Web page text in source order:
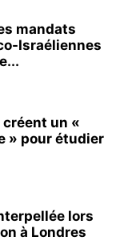
mandats
Israéliennes
un «
» pour étudier
lors
à Londres